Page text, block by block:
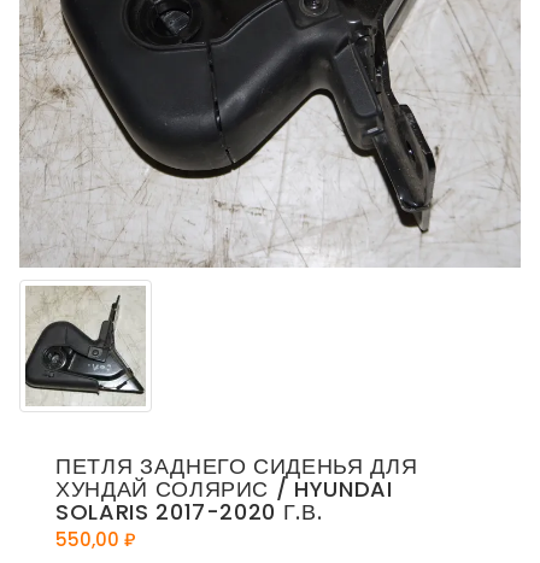
ПЕТЛЯ ЗАДНЕГО СИДЕНЬЯ ДЛЯ
ХУНДАЙ СОЛЯРИС / HYUNDAI
SOLARIS 2017-2020 Г.В.
550,00 ₽